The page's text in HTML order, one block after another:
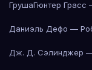
ГрушаГюнтер Грасс
Даниэль Дефо —
Дж. Д. Сэлинджер